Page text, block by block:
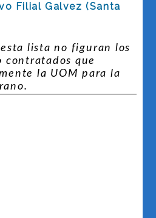
Filial Galvez (Santa
lista no figuran los
contratados que
la UOM para la